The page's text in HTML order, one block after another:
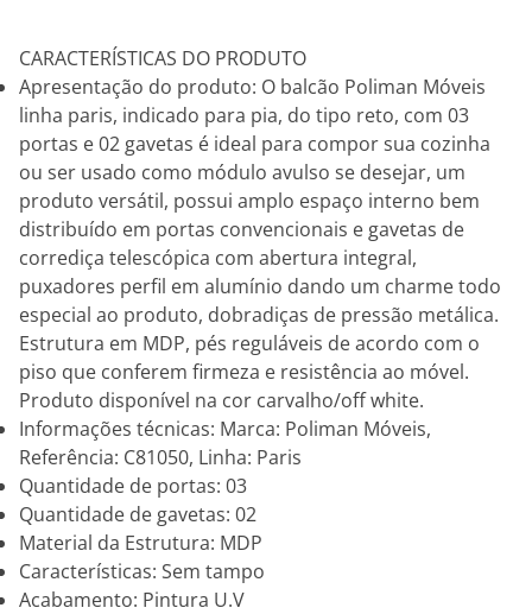
CARACTERÍSTICAS DO PRODUTO
Apresentação do produto: O balcão Poliman Móveis
linha paris, indicado para pia, do tipo reto, com 03
portas e 02 gavetas é ideal para compor sua cozinha
ou ser usado como módulo avulso se desejar, um
produto versátil, possui amplo espaço interno bem
distribuído em portas convencionais e gavetas de
corrediça telescópica com abertura integral,
puxadores perfil em alumínio dando um charme todo
especial ao produto, dobradiças de pressão metálica.
Estrutura em MDP, pés reguláveis de acordo com o
piso que conferem firmeza e resistência ao móvel.
Produto disponível na cor carvalho/off white.
Informações técnicas: Marca: Poliman Móveis,
Referência: C81050, Linha: Paris
Quantidade de portas: 03
Quantidade de gavetas: 02
Material da Estrutura: MDP
Características: Sem tampo
Acabamento: Pintura U.V